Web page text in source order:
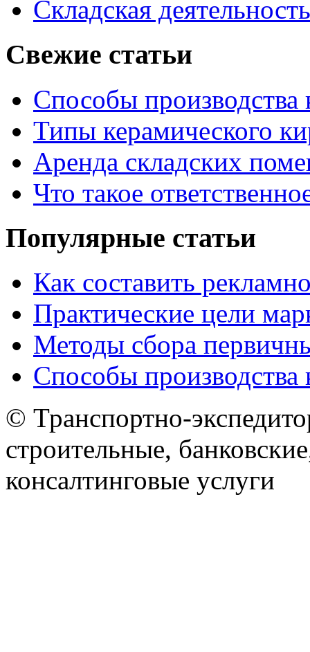
Складская деятельность
Свежие статьи
Способы производства
Типы керамического
Аренда складских
Что такое
Популярные статьи
Как составить
Практические цели
Методы сбора
Способы производства
© Транспортно-
строительные,
консалтинговые услуги